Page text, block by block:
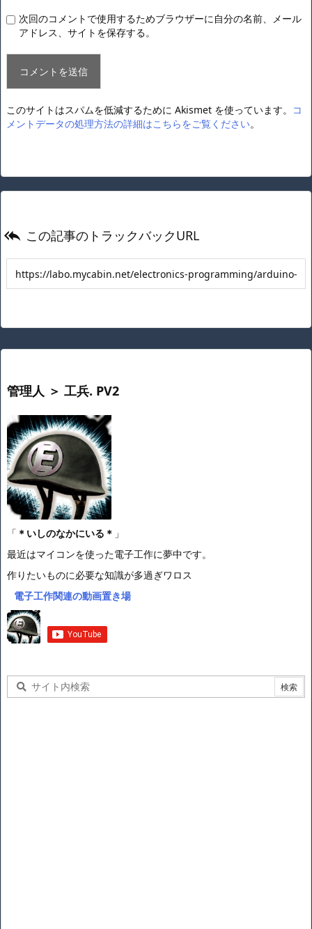
次回のコメントで使用するためブラウザーに自分の名前、メール
アドレス、サイトを保存する。
このサイトはスパムを低減するために Akismet を使っています。 コ
メントデータの処理方法の詳細はこちらをご覧ください。
 この記事のトラックバックURL
管理人 ＞ 工兵. PV2
「 ＊いしのなかにいる＊ 」
最近はマイコンを使った電子工作に夢中です。
作りたいものに必要な知識が多過ぎワロス
電子工作関連の動画置き場